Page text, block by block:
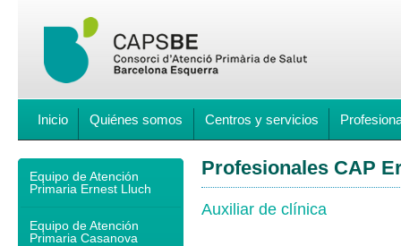
Inicio Quiénes somos Centros y servicios
Equipo de Atención
Primaria Ernest Lluch
Equipo de Atención
Primaria Casanova
Profesionales CAP
Auxiliar de clínica